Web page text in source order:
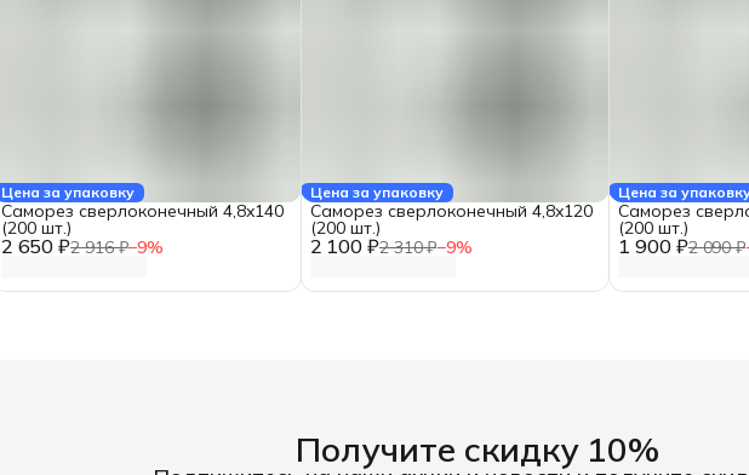
Цена за упаковку
2 650 ₽2 916 ₽−9%
Саморез сверлоконечный 4,8x140
(200 шт.)
Цена за упаковку
2 100 ₽2 310 ₽−9%
Саморез сверлоконечный 4,8x120
(200 шт.)
Цена за
1 900 ₽2 090 ₽
Саморез
(200 шт.)
Получите скидку 10%